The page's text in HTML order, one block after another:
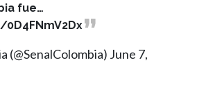
fue…
(@SenalColombia) June 7,